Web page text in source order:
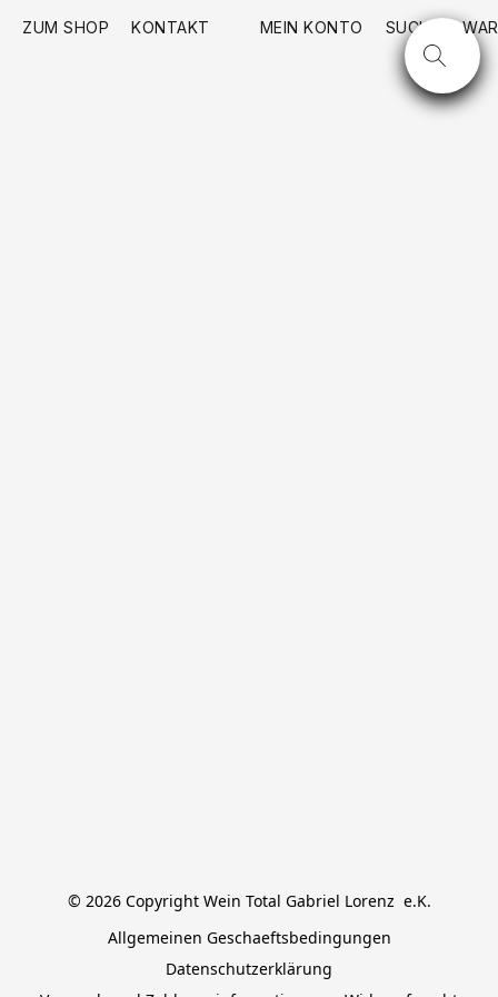
ZUM SHOP KONTAKT MEIN KONTO SUCHE
© 2026 Copyright Wein Total Gabriel Lorenz  e.K.
Allgemeinen Geschaeftsbedingungen
Datenschutzerklärung